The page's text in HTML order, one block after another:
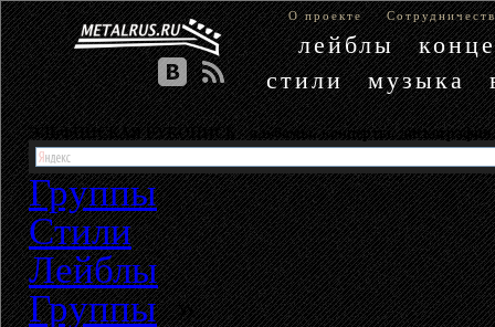
О проекте
лейблы
стили
музыка
ЭЛЬФИЙСКАЯ РУКОПИСЬ - альбомы, концерты,
Группы
Стили
Лейблы
Группы»